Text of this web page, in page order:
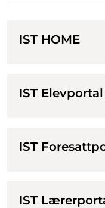
IST HOME
IST Elevportal
IST
IST